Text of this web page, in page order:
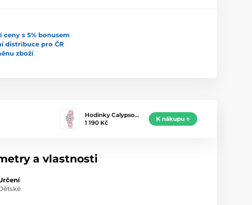
ceny s 5% bonusem
distribuce pro ČR
zboží
Hodinky Calypso…
1 190 Kč
K nákupu
a vlastnosti